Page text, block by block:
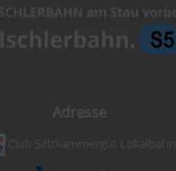
Adresse
Club Salzkammergut Lokalbahn